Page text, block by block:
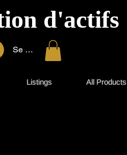
d'actifs
Se connecter
Listings All Products